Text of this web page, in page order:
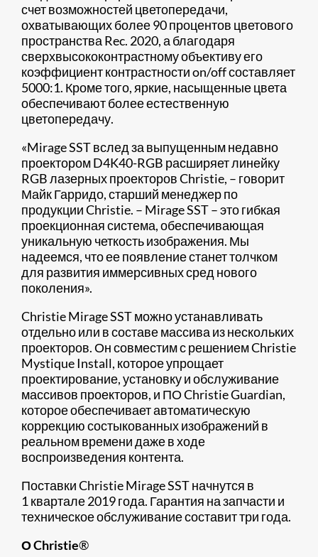
счет возможностей цветопередачи,
охватывающих более 90 процентов цветового
пространства Rec. 2020, а благодаря
сверхвысококонтрастному объективу его
коэффициент контрастности on/off составляет
5000:1. Кроме того, яркие, насыщенные цвета
обеспечивают более естественную
цветопередачу.
«Mirage SST вслед за выпущенным недавно
проектором D4K40-RGB расширяет линейку
RGB лазерных проекторов Christie, – говорит
Майк Гарридо, старший менеджер по
продукции Christie. – Mirage SST – это гибкая
проекционная система, обеспечивающая
уникальную четкость изображения. Мы
надеемся, что ее появление станет толчком
для развития иммерсивных сред нового
поколения».
Christie Mirage SST можно устанавливать
отдельно или в составе массива из нескольких
проекторов. Он совместим с решением Christie
Mystique Install, которое упрощает
проектирование, установку и обслуживание
массивов проекторов, и ПО Christie Guardian,
которое обеспечивает автоматическую
коррекцию состыкованных изображений в
реальном времени даже в ходе
воспроизведения контента.
Поставки Christie Mirage SST начнутся в
1 квартале 2019 года. Гарантия на запчасти и
техническое обслуживание составит три года.
ОChristie®